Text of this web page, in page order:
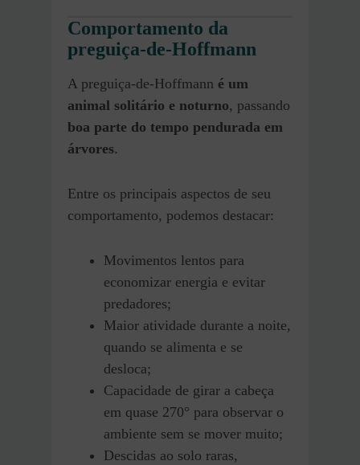
Comportamento da
preguiça-de-Hoffmann
A preguiça-de-Hoffmann é um
animal solitário e noturno, passando
boa parte do tempo pendurada em
árvores.
Entre os principais aspectos de seu
comportamento, podemos destacar:
Movimentos lentos para
economizar energia e evitar
predadores;
Maior atividade durante a noite,
quando se alimenta e se
desloca;
Capacidade de girar a cabeça
em quase 270° para observar o
ambiente sem se mover muito;
Descidas ao solo raras,